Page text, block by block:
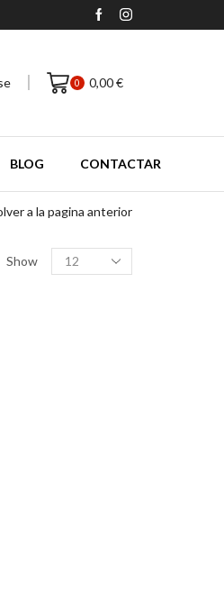
0 0,00€
BLOG CONTACTAR
a la pagina anterior
Show
Productos
por